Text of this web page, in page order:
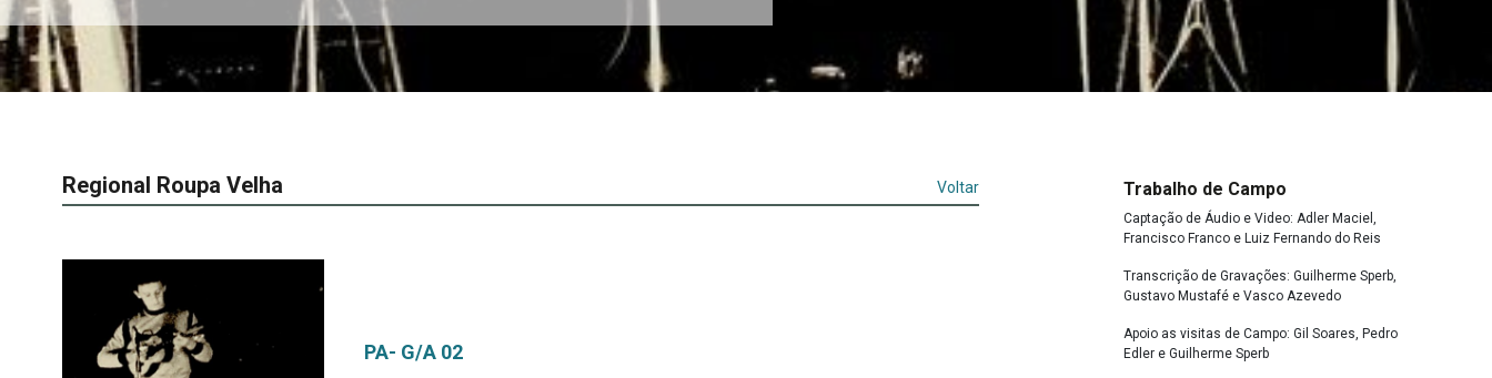
Regional Roupa Velha Voltar
PA- G/A 02
Trabalho de Campo
Captação de Áudio e Video: Adler Maciel,
Francisco Franco e Luiz Fernando do Reis
Transcrição de Gravações: Guilherme Sperb,
Gustavo Mustafé e Vasco Azevedo
Apoio as visitas de Campo: Gil Soares, Pedro
Edler e Guilherme Sperb